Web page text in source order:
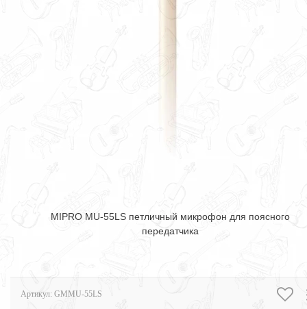
MIPRO MU-55LS петличный микрофон для поясного
передатчика
Артикул: GMMU-55LS